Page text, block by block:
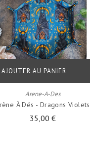
Arene-A-Des
À Dés - Dragons Violets
35,00 €
AJOUTER AU PANIER